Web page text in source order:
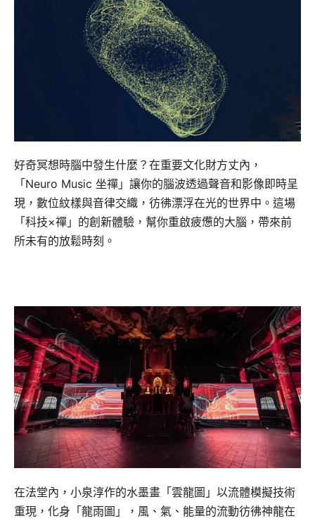
好奇冥想時腦中發生什麼？在重要文化財方丈內，
「Neuro Music 坐禪」讓你的腦波透過聲音和影像即時呈
現，數位紋樣與音律交織，彷彿漂浮在光的世界中。這場
「科技×禪」的創新體驗，幫你重啟疲憊的大腦，帶來前
所未有的放鬆時刻。
在法堂內，小泉淳作的水墨畫「雲龍圖」以流體模擬技術
重現，化身「龍雨圖」，風、氣、能量的流動彷彿神龍在